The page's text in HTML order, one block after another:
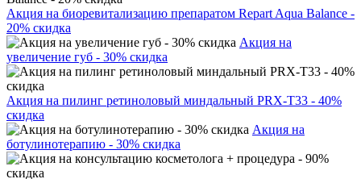
Акция на биоревитализацию препаратом Repart Aqua Balance -
20% скидка
Акция на
увеличение губ - 30% скидка
Акция на пилинг ретиноловый миндальный PRX-T33 - 40%
скидка
Акция на
ботулинотерапию - 30% скидка